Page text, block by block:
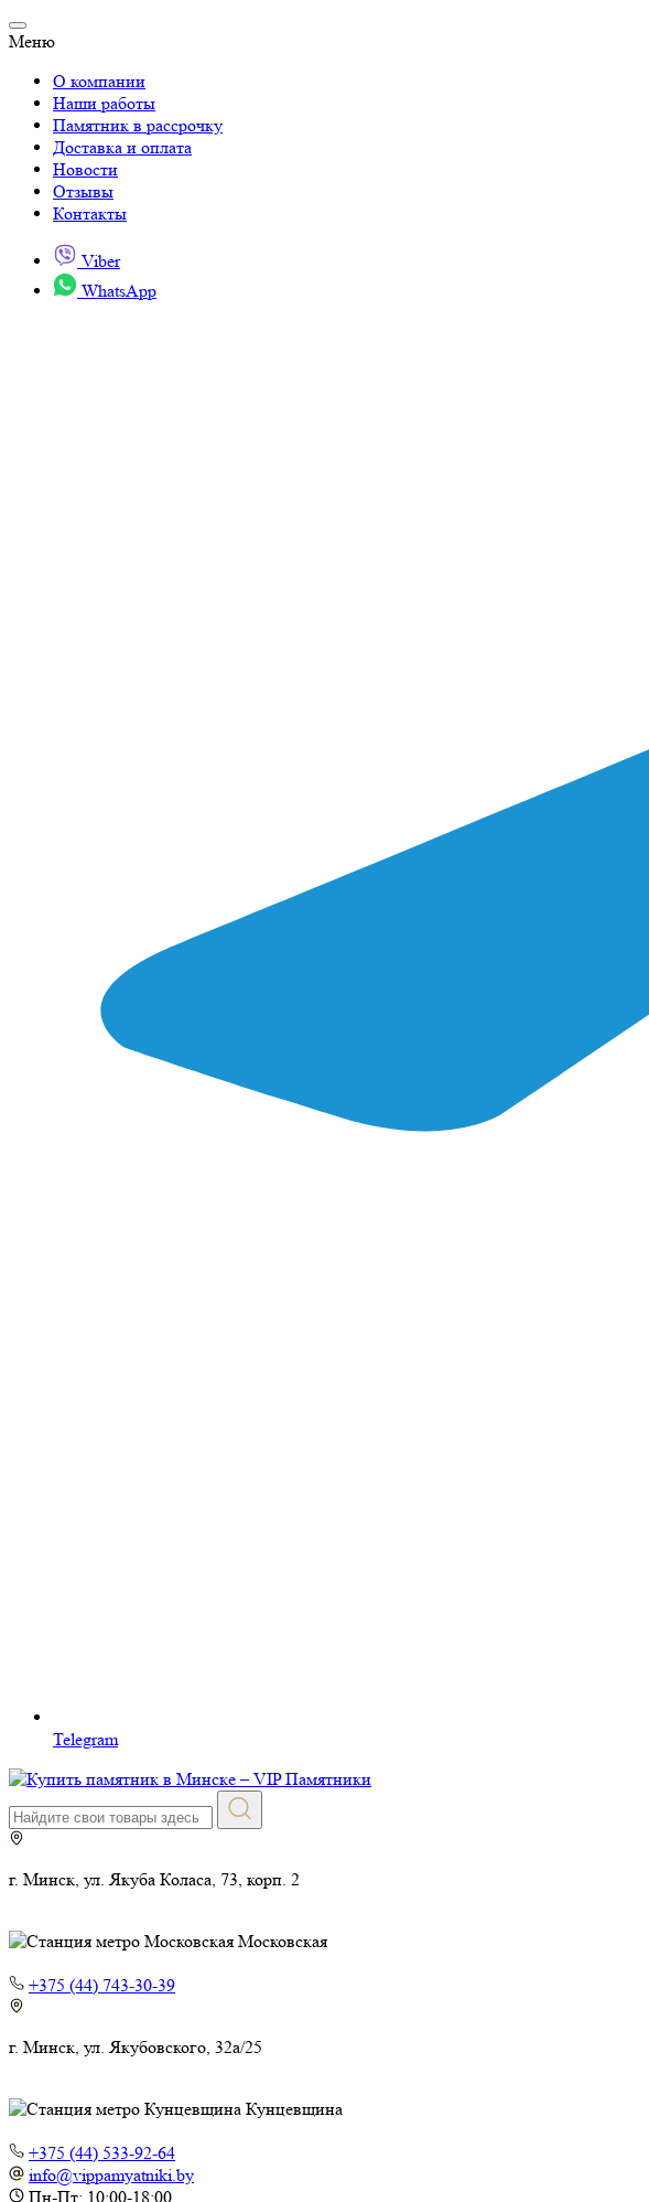
Меню
О компании
Наши работы
Памятник в рассрочку
Доставка и оплата
Новости
Отзывы
Контакты
Viber
WhatsApp
Telegram
г. Минск, ул. Якуба Коласа, 73, корп. 2
Московская
+375 (44) 743-30-39
г. Минск, ул. Якубовского, 32а/25
Кунцевщина
+375 (44) 533-92-64
info@vippamyatniki.by
Пн-Пт: 10:00-18:00